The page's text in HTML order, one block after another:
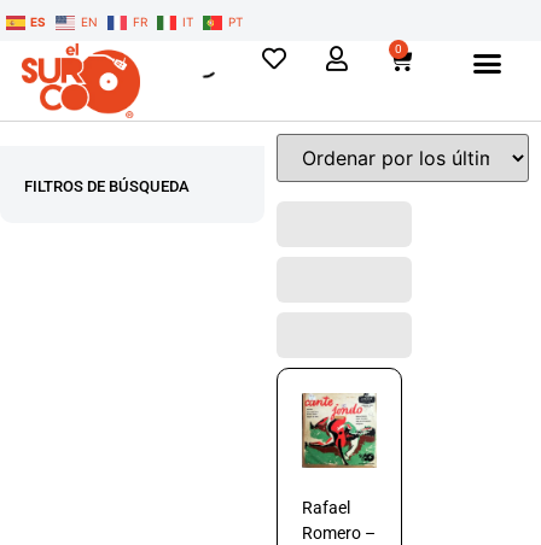
ES EN FR IT PT
0
FILTROS DE BÚSQUEDA
Rafael
Romero –